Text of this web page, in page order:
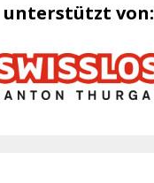
unterstützt von: